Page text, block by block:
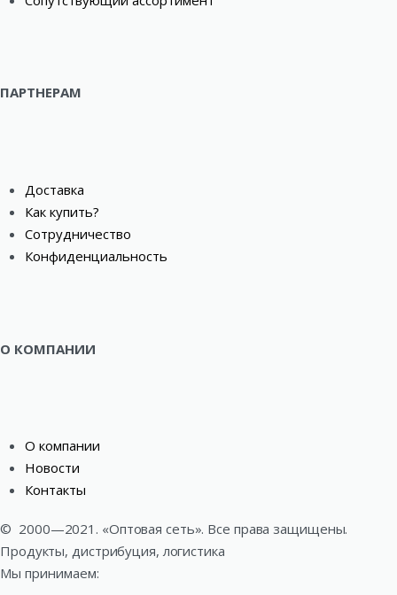
ПАРТНЕРАМ
Доставка
Как купить?
Сотрудничество
Конфиденциальность
О КОМПАНИИ
О компании
Новости
Контакты
© 2000—2021. «Оптовая сеть». Все права защищены.
Продукты, дистрибуция, логистика
Мы принимаем: